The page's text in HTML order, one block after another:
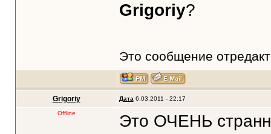
Grigoriy?
Это сообщение
Grigoriy Дата 6.03.2011 - 22:17
Offline
Это ОЧЕНЬ